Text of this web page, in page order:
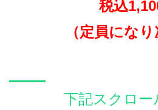
税込
（定員になり
下記スクロー